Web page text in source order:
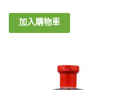
加入購物車